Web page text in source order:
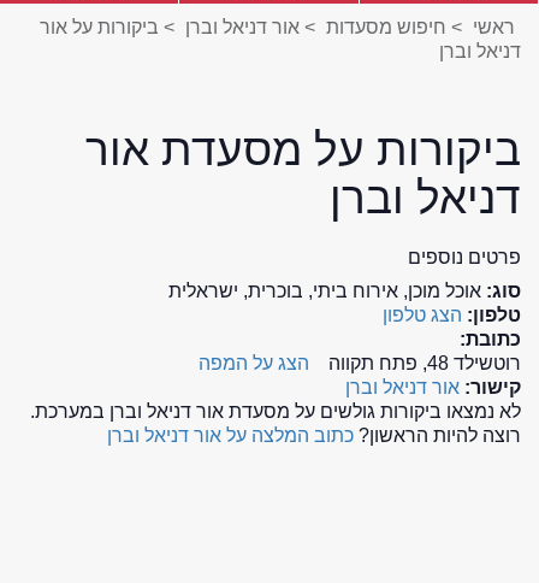
ראשי > חיפוש מסעדות > אור דניאל וברן > ביקורות על אור
דניאל וברן
ביקורות על מסעדת אור
דניאל וברן
פרטים נוספים
סוג: אוכל מוכן, אירוח ביתי, בוכרית, ישראלית
טלפון: הצג טלפון
כתובת:
רוטשילד 48, פתח תקווה
הצג על המפה
קישור: אור דניאל וברן
לא נמצאו ביקורות גולשים על מסעדת אור דניאל וברן במערכת.
רוצה להיות הראשון? כתוב המלצה על אור דניאל וברן